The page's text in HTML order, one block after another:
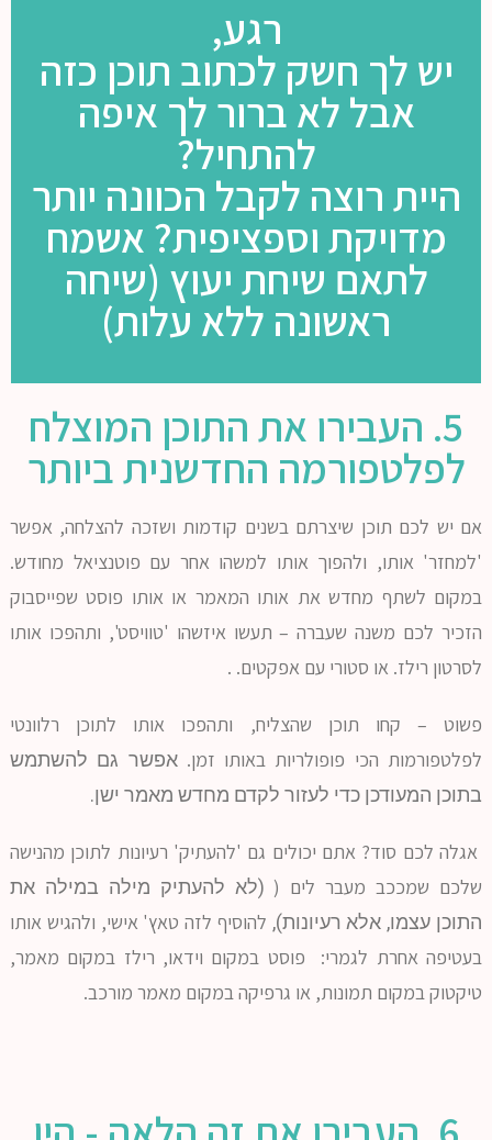
רגע,
יש לך חשק לכתוב תוכן כזה
אבל לא ברור לך איפה
להתחיל?
היית רוצה לקבל הכוונה יותר
מדויקת וספציפית? אשמח
לתאם שיחת יעוץ (שיחה
ראשונה ללא עלות)
5. העבירו את התוכן המוצלח
לפלטפורמה החדשנית ביותר
אם יש לכם תוכן שיצרתם בשנים קודמות ושזכה להצלחה, אפשר
'למחזר' אותו, ולהפוך אותו למשהו אחר עם פוטנציאל מחודש.
במקום לשתף מחדש את אותו המאמר או אותו פוסט שפייסבוק
הזכיר לכם משנה שעברה – תעשו איזשהו 'טוויסט', ותהפכו אותו
לסרטון רילז. או סטורי עם אפקטים. .
פשוט – קחו תוכן שהצליח, ותהפכו אותו לתוכן רלוונטי
לפלטפורמות הכי פופולריות באותו זמן.אפשר גם להשתמש
בתוכן המעודכן כדי לעזור לקדם מחדש מאמר ישן.
אגלה לכם סוד? אתם יכולים גם 'להעתיק' רעיונות לתוכן מהנישה
שלכם שמככב מעבר לים ( (לא להעתיק מילה במילה את
התוכן עצמו, אלא רעיונות), להוסיף לזה טאץ' אישי, ולהגיש אותו
בעטיפה אחרת לגמרי: פוסט במקום וידאו, רילז במקום מאמר,
טיקטוק במקום תמונות, או גרפיקה במקום מאמר מורכב.